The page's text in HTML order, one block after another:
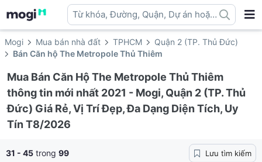
Từ khóa, Đường, Quận, Dự án hoặc
địa danh ...
Mogi Mua bán nhà đất TPHCM
Quận 2 (TP. Thủ Đức)
Bán Căn hộ The Metropole Thủ Thiêm
Mua Bán Căn Hộ The Metropole Thủ Thiêm
thông tin mới nhất 2021 - Mogi, Quận 2 (TP. Thủ
Đức) Giá Rẻ, Vị Trí Đẹp, Đa Dạng Diện Tích, Uy
Tín T8/2026
31 - 45 trong 99 Lưu tìm kiếm